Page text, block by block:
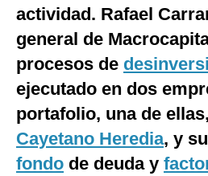
Mix
Notas Contratadas
Podcast
Gestión TV
actividad. Rafael
general de
procesos de
ejecutado en dos
portafolio, una de
Cayetano Heredia, y
fondo de deuda y